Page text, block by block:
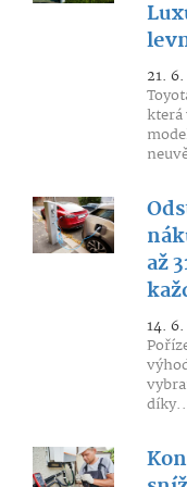
21.
která
až
14. 6.